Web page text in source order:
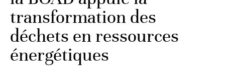
transformation des
déchets en ressources
énergétiques